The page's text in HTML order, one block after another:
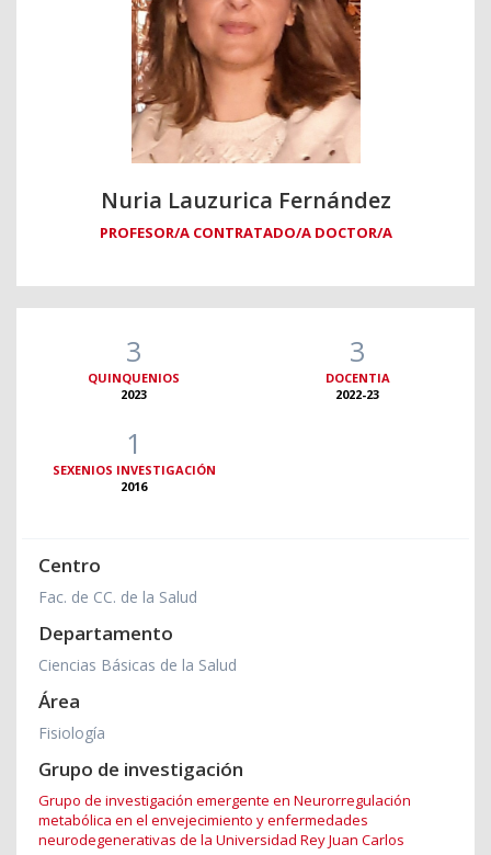
Nuria Lauzurica Fernández
PROFESOR/A CONTRATADO/A DOCTOR/A
3
QUINQUENIOS
2023
3
DOCENTIA
2022-23
1
SEXENIOS INVESTIGACIÓN
2016
Centro
Fac. de CC. de la Salud
Departamento
Ciencias Básicas de la Salud
Área
Fisiología
Grupo de investigación
Grupo de investigación emergente en Neurorregulación
metabólica en el envejecimiento y enfermedades
neurodegenerativas de la Universidad Rey Juan Carlos